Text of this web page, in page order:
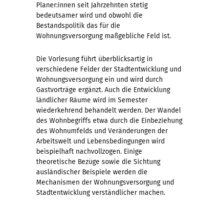
Planer:innen seit Jahrzehnten stetig
bedeutsamer wird und obwohl die
Bestandspolitik das für die
Wohnungsversorgung maßgebliche Feld ist.
Die Vorlesung führt überblicksartig in
verschiedene Felder der Stadtentwicklung und
Wohnungsversorgung ein und wird durch
Gastvorträge ergänzt. Auch die Entwicklung
ländlicher Räume wird im Semester
wiederkehrend behandelt werden. Der Wandel
des Wohnbegriffs etwa durch die Einbeziehung
des Wohnumfelds und Veränderungen der
Arbeitswelt und Lebensbedingungen wird
beispielhaft nachvollzogen. Einige
theoretische Bezüge sowie die Sichtung
ausländischer Beispiele werden die
Mechanismen der Wohnungsversorgung und
Stadtentwicklung verständlicher machen.